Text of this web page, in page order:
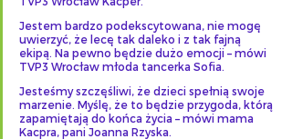
Jestem bardzo podekscytowana, nie mogę
uwierzyć, że lecę tak daleko i z tak fajną
ekipą. Na pewno będzie dużo emocji – mówi
TVP3 Wrocław młoda tancerka Sofia.
Jesteśmy szczęśliwi, że dzieci spełnią swoje
marzenie. Myślę, że to będzie przygoda, którą
zapamiętają do końca życia – mówi mama
Kacpra, pani Joanna Rzyska.